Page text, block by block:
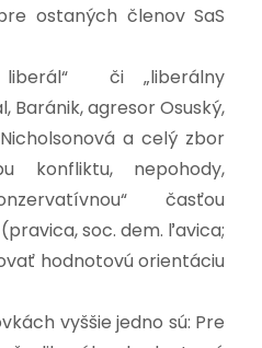
ostaných členov SaS
liberál“ či „liberálny
Baránik, agresor Osuský,
a celý zbor
konfliktu, nepohody,
časťou
soc. dem. ľavica;
hodnotovú orientáciu
vyššie jedno sú: Pre